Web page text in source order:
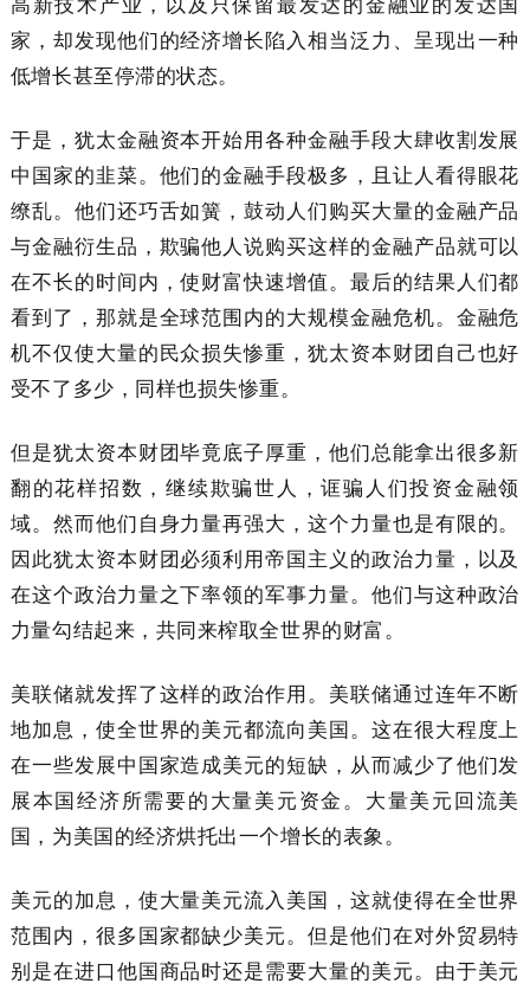
家，却发现他们的经济增长陷入相当泛力、呈现出一种
低增长甚至停滞的状态。
于是，犹太金融资本开始用各种金融手段大肆收割发展
中国家的韭菜。他们的金融手段极多，且让人看得眼花
缭乱。他们还巧舌如簧，鼓动人们购买大量的金融产品
与金融衍生品，欺骗他人说购买这样的金融产品就可以
在不长的时间内，使财富快速增值。最后的结果人们都
看到了，那就是全球范围内的大规模金融危机。金融危
机不仅使大量的民众损失惨重，犹太资本财团自己也好
受不了多少，同样也损失惨重。
但是犹太资本财团毕竟底子厚重，他们总能拿出很多新
翻的花样招数，继续欺骗世人，诓骗人们投资金融领
域。然而他们自身力量再强大，这个力量也是有限的。
因此犹太资本财团必须利用帝国主义的政治力量，以及
在这个政治力量之下率领的军事力量。他们与这种政治
力量勾结起来，共同来榨取全世界的财富。
美联储就发挥了这样的政治作用。美联储通过连年不断
地加息，使全世界的美元都流向美国。这在很大程度上
在一些发展中国家造成美元的短缺，从而减少了他们发
展本国经济所需要的大量美元资金。大量美元回流美
国，为美国的经济烘托出一个增长的表象。
美元的加息，使大量美元流入美国，这就使得在全世界
范围内，很多国家都缺少美元。但是他们在对外贸易特
别是在进口他国商品时还是需要大量的美元。由于美元